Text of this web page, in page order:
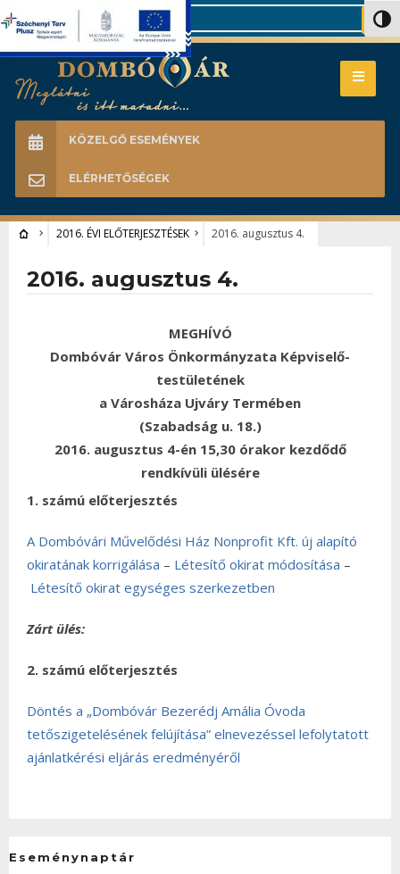
Search
KÖZELGŐ ESEMÉNYEK
ELÉRHETŐSÉGEK
2016. ÉVI ELŐTERJESZTÉSEK 2016. augusztus 4.
2016. augusztus 4.
MEGHÍVÓ
Dombóvár Város Önkormányzata Képviselő-
testületének
a Városháza Ujváry Termében
(Szabadság u. 18.)
2016. augusztus 4-én 15,30 órakor kezdődő
rendkívüli ülésére
1. számú előterjesztés
A Dombóvári Művelődési Ház Nonprofit Kft. új alapító
okiratának korrigálása – Létesítő okirat módosítása –
Létesítő okirat egységes szerkezetben
Zárt ülés:
2. számú előterjesztés
Döntés a „Dombóvár Bezerédj Amália Óvoda
tetőszigetelésének felújítása” elnevezéssel lefolytatott
ajánlatkérési eljárás eredményéről
Eseménynaptár